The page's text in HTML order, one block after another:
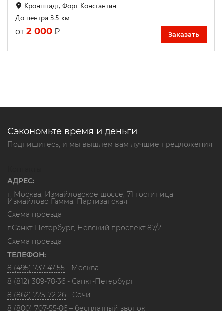
Кронштадт, Форт Константин
До центра 3.5 км
от 2 000 ₽ Заказать
Сэкономьте время и деньги
Подпишитесь, и мы вышлем вам лучшие предложения
АДРЕС:
г. Москва, Измайловское шоссе, 71 гостиница
Измайлово Гамма. Партизанская
Схема проезда
г.Санкт-Петербург, Невский проспект 87/2
Схема проезда
ТЕЛЕФОН:
8 (495) 737-47-55 - Москва
8 (812) 309-78-36 - Санкт-Петербург
8 (862) 225-72-26 - Сочи
8 (800) 707-55-86 – бесплатный звонок